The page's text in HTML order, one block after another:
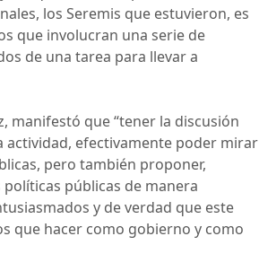
los Seremis que estuvieron, es
que involucran una serie de
de una tarea para llevar a
manifestó que “tener la discusión
efectivamente poder mirar
pero también proponer,
públicas de manera
y de verdad que este
que hacer como gobierno y como